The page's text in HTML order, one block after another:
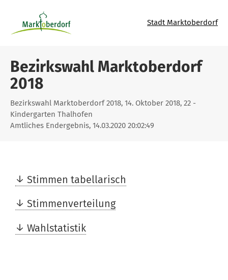
Stadt Marktoberdorf
Bezirkswahl Marktoberdorf
2018
Bezirkswahl Marktoberdorf 2018, 14. Oktober 2018, 22 -
Kindergarten Thalhofen
Amtliches Endergebnis, 14.03.2020 20:02:49
Stimmen tabellarisch
Stimmenverteilung
Wahlstatistik